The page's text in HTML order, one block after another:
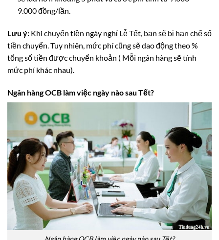
9.000 đồng/lần.
Lưu ý: Khi chuyển tiền ngày nghỉ Lễ Tết, bạn sẽ bị hạn chế số
tiền chuyển. Tuy nhiên, mức phí cũng sẽ dao động theo %
tổng số tiền được chuyển khoản ( Mỗi ngân hàng sẽ tính
mức phí khác nhau).
Ngân hàng OCB làm việc ngày nào sau Tết?